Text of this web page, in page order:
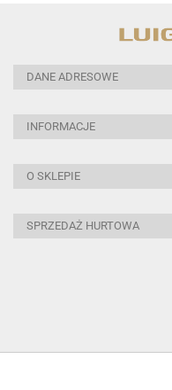
DANE ADRESOWE
INFORMACJE
O SKLEPIE
SPRZEDAŻ HURTOWA